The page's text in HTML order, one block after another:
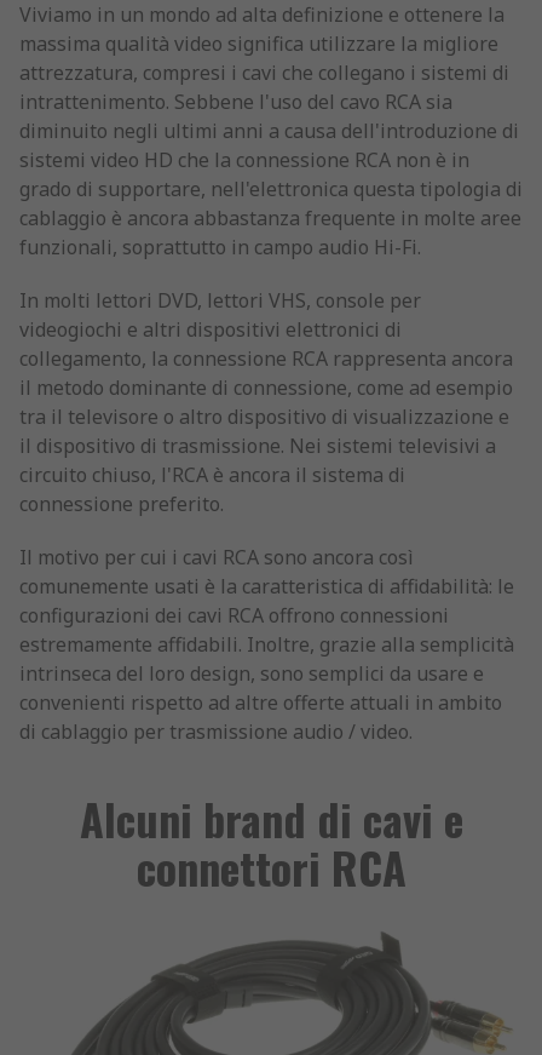
Viviamo in un mondo ad alta definizione e ottenere la
massima qualità video significa utilizzare la migliore
attrezzatura, compresi i cavi che collegano i sistemi di
intrattenimento. Sebbene l'uso del cavo RCA sia
diminuito negli ultimi anni a causa dell'introduzione di
sistemi video HD che la connessione RCA non è in
grado di supportare, nell'elettronica questa tipologia di
cablaggio è ancora abbastanza frequente in molte aree
funzionali, soprattutto in campo audio Hi-Fi.
In molti lettori DVD, lettori VHS, console per
videogiochi e altri dispositivi elettronici di
collegamento, la connessione RCA rappresenta ancora
il metodo dominante di connessione, come ad esempio
tra il televisore o altro dispositivo di visualizzazione e
il dispositivo di trasmissione. Nei sistemi televisivi a
circuito chiuso, l'RCA è ancora il sistema di
connessione preferito.
Il motivo per cui i cavi RCA sono ancora così
comunemente usati è la caratteristica di affidabilità: le
configurazioni dei cavi RCA offrono connessioni
estremamente affidabili. Inoltre, grazie alla semplicità
intrinseca del loro design, sono semplici da usare e
convenienti rispetto ad altre offerte attuali in ambito
di cablaggio per trasmissione audio / video.
Alcuni brand di cavi e
connettori RCA